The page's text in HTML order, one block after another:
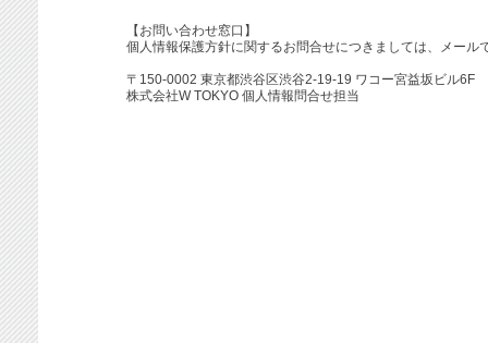
【お問い合わせ窓口】
個人情報保護方針に関するお問合せにつきましては、メール
〒150-0002 東京都渋谷区渋谷2-19-19 ワコー宮益坂ビル6F
株式会社W TOKYO 個人情報問合せ担当